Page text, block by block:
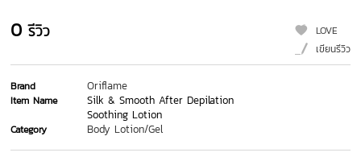
0 รีวิว
LOVE
เขียนรีวิว
Brand Oriflame
Item Name
Silk & Smooth After Depilation
Soothing Lotion
Category Body Lotion/Gel